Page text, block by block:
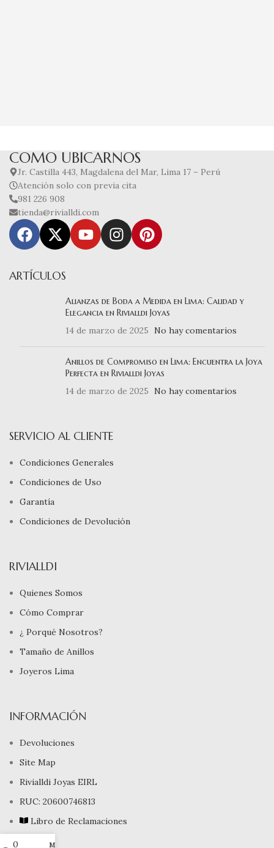
COMO UBICARNOS
Jr. Castilla 443, Magdalena del Mar, Lima 17 – Perú
Atención solo con previa cita
981 226 908
tienda@rivialldi.com
ARTÍCULOS
Alianzas de Boda a Medida en Lima: Calidad y
Elegancia en Rivialldi Joyas
14 de marzo de 2025
No hay comentarios
Anillos de Compromiso en Lima: Encuentra la Joya
Perfecta en Rivialldi Joyas
14 de marzo de 2025
No hay comentarios
SERVICIO AL CLIENTE
Condiciones Generales
Condiciones de Uso
Garantía
Condiciones de Devolución
RIVIALLDI
Quienes Somos
Cómo Comprar
¿ Porqué Nosotros?
Tamaño de Anillos
Joyeros Lima
INFORMACIÓN
Devoluciones
Site Map
Rivialldi Joyas EIRL
RUC: 20600746813
Libro de Reclamaciones
0 Mi cuenta